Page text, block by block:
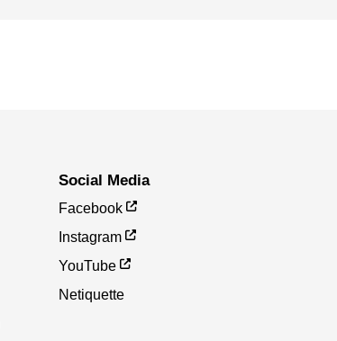
Social Media
Facebook
Instagram
YouTube
Netiquette